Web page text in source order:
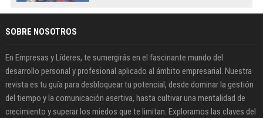
SOBRE NOSOTROS
En Empresas y Líderes, te sumergirás en el fascinante mundo del
desarrollo personal y profesional aplicado al ámbito empresarial. Nuestra
revista es tu guía para desbloquear tu potencial, desde dominar la gestión
del tiempo y la comunicación asertiva, hasta cultivar una mentalidad de
crecimiento y superar los miedos que te limitan. Exploramos las claves del